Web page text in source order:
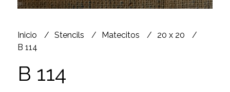
Inicio Stencils Matecitos
20 x 20
B 114
B 114